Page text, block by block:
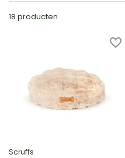
18 producten
Scruffs